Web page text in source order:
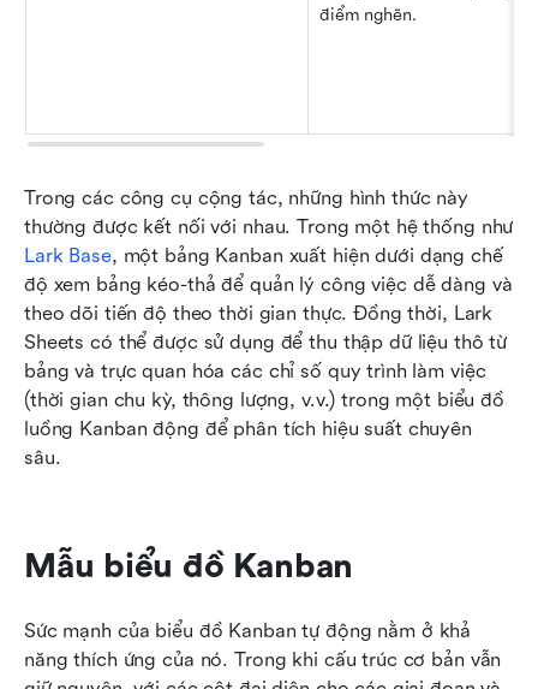
điểm nghẽn.
Trong các công cụ cộng tác, những hình thức này
thường được kết nối với nhau. Trong một hệ thống như
Lark Base, một bảng Kanban xuất hiện dưới dạng chế
độ xem bảng kéo-thả để quản lý công việc dễ dàng và
theo dõi tiến độ theo thời gian thực. Đồng thời, Lark
Sheets có thể được sử dụng để thu thập dữ liệu thô từ
bảng và trực quan hóa các chỉ số quy trình làm việc
(thời gian chu kỳ, thông lượng, v.v.) trong một biểu đồ
luồng Kanban động để phân tích hiệu suất chuyên
sâu.
Mẫu biểu đồ Kanban
Sức mạnh của biểu đồ Kanban tự động nằm ở khả
năng thích ứng của nó. Trong khi cấu trúc cơ bản vẫn